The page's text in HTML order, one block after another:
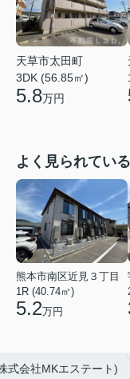
天草市太田町
3DK (56.85㎡)
5.8万円
よく見られてい
熊本市南区近見３丁目
1R (40.74㎡)
5.2万円
式会社MKエステート)